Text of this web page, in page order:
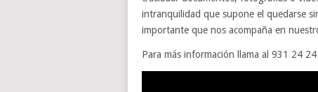
intranquilidad que supone el quedarse
importante que nos acompaña en
Para más información llama al 931 24